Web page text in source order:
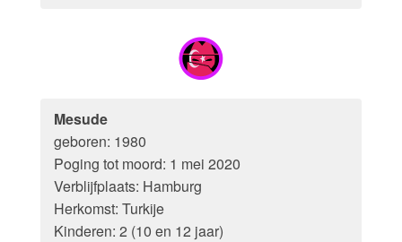
Mesude
geboren: 1980
Poging tot moord: 1 mei 2020
Verblijfplaats: Hamburg
Herkomst: Turkije
Kinderen: 2 (10 en 12 jaar)